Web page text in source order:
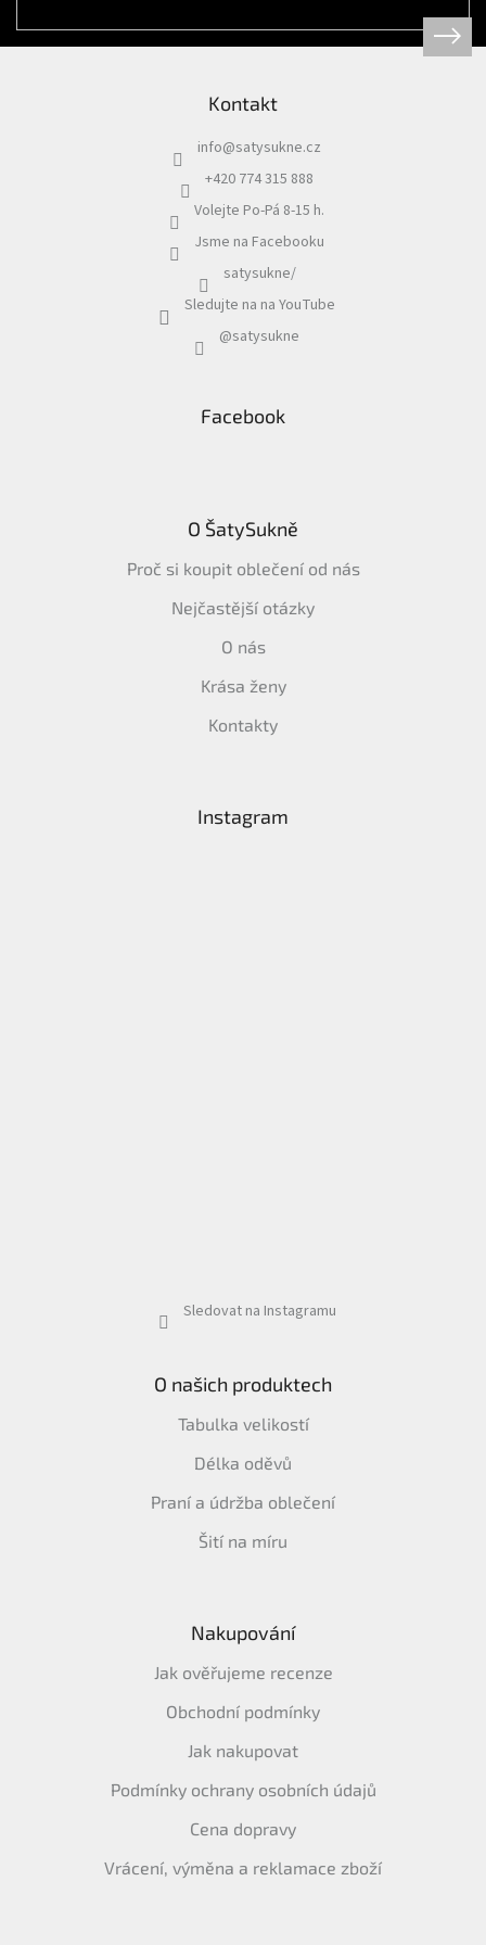
Kontakt
info@satysukne.cz
+420 774 315 888
Volejte Po-Pá 8-15 h.
Jsme na Facebooku
satysukne/
Sledujte na na YouTube
@satysukne
Facebook
O ŠatySukně
Proč si koupit oblečení od nás
Nejčastější otázky
O nás
Krása ženy
Kontakty
Instagram
Sledovat na Instagramu
O našich produktech
Tabulka velikostí
Délka oděvů
Praní a údržba oblečení
Šití na míru
Nakupování
Jak ověřujeme recenze
Obchodní podmínky
Jak nakupovat
Podmínky ochrany osobních údajů
Cena dopravy
Vrácení, výměna a reklamace zboží